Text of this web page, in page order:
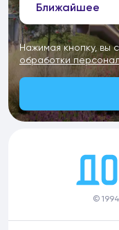
Ближайшее
Нажимая кнопку, вы
обработки
©